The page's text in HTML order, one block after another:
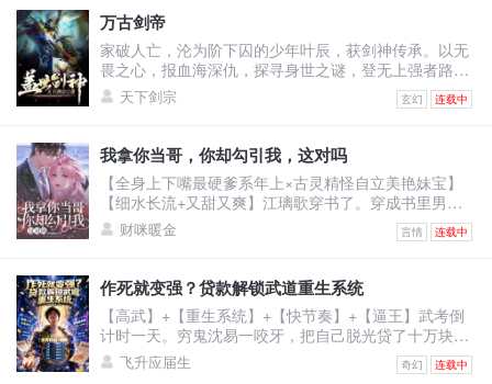
分一半，至于你，喂狗！”她不知道婚后的自己怎么成为
舔狗的，还被人当成草包嘲笑。五年里她拼命讨好老
公，甚至讨好老公白月光弟媳温栩，挣钱给她只求她离
开自己老公。她
万古剑帝
家破人亡，沦为阶下囚的少年叶辰，获剑神传承。以无
畏之心，报血海深仇，探寻身世之谜，登无上强者路！
修剑道，凝天印，灵武合一，无敌诸天！恢宏大世谁主
沉浮？我有一剑可断万古！
天下剑宗 玄幻 连载中
我拿你当哥，你却勾引我，这对吗
【全身上下嘴最硬爹系年上×古灵精怪自立美艳妹宝】
【细水长流+又甜又爽】江璃歌穿书了。穿成书里男主
的恶毒前女友，死得很惨的恶毒女配。男主季司夜是顶
级豪门继承人，遭仇家暗算坠海失忆，被江父救下。江
日，季家人携他青梅竹马的正牌未婚妻，也就是书中真
女主赶来。记忆虽未恢复，可刻入骨髓的本能却让他喊
出一声缱绻的：“浅浅......”原主当即崩溃冲上天台，要自
杀。江
财咪暖金 言情 连载中
作死就变强？贷款解锁武道重生系统
【高武】+【重生系统】+【快节奏】+【逼王】武考倒
计时一天。穷鬼沈易一咬牙，把自己脱光贷了十万块激
活系统。系统奖励：止疼片一枚。沈易：？？？下一
秒，他被同学富二代撞飞。【叮！宿主已死亡！】【恭
飞升应届生 奇幻 连载中